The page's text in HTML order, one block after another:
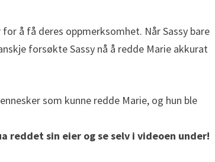
å få deres oppmerksomhet. Når Sassy bare
forsøkte Sassy nå å redde Marie akkurat
som kunne redde Marie, og hun ble
reddet sin eier og se selv i videoen under!